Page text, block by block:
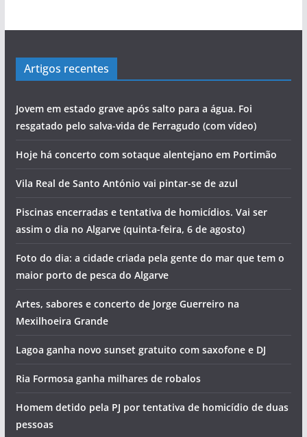
Artigos recentes
Jovem em estado grave após salto para a água. Foi
resgatado pelo salva-vida de Ferragudo (com vídeo)
Hoje há concerto com sotaque alentejano em Portimão
Vila Real de Santo António vai pintar-se de azul
Piscinas encerradas e tentativa de homicídios. Vai ser
assim o dia no Algarve (quinta-feira, 6 de agosto)
Foto do dia: a cidade criada pela gente do mar que tem o
maior porto de pesca do Algarve
Artes, sabores e concerto de Jorge Guerreiro na
Mexilhoeira Grande
Lagoa ganha novo sunset gratuito com saxofone e DJ
Ria Formosa ganha milhares de robalos
Homem detido pela PJ por tentativa de homicídio de duas
pessoas